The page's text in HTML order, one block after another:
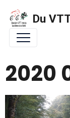
Du
2020